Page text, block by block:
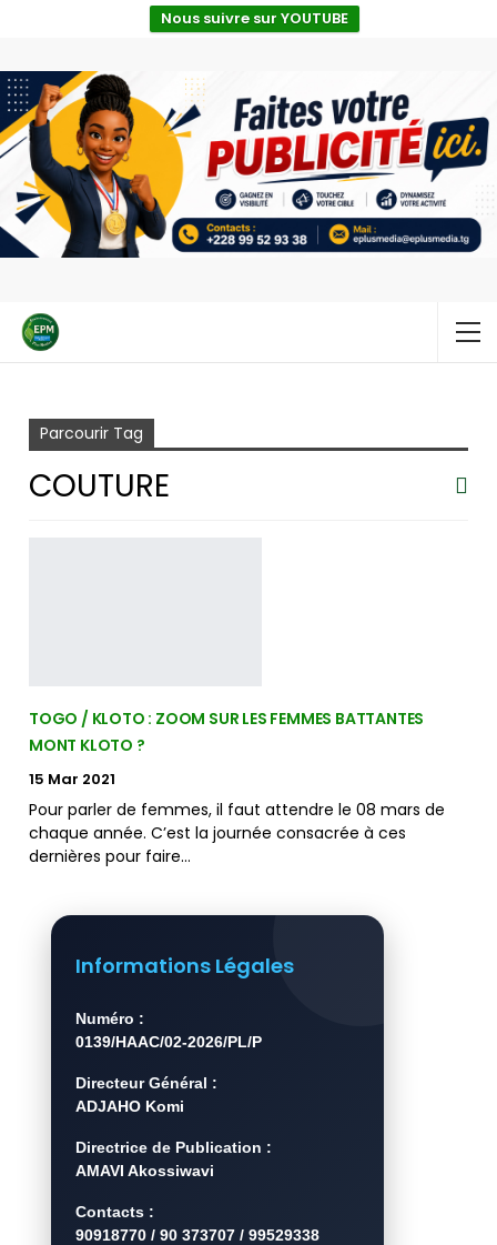
Nous suivre sur YOUTUBE
Parcourir Tag
COUTURE
TOGO / KLOTO : ZOOM SUR LES FEMMES BATTANTES
MONT KLOTO ?
15 Mar 2021
Pour parler de femmes, il faut attendre le 08 mars de
chaque année. C’est la journée consacrée à ces
dernières pour faire…
Informations Légales
Numéro :
0139/HAAC/02-2026/PL/P
Directeur Général :
ADJAHO Komi
Directrice de Publication :
AMAVI Akossiwavi
Contacts :
90918770 / 90 373707 / 99529338